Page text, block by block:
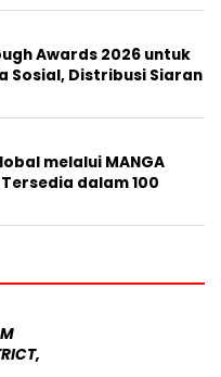
Awards 2026 untuk
Sosial, Distribusi Siaran
melalui MANGA
dalam 100